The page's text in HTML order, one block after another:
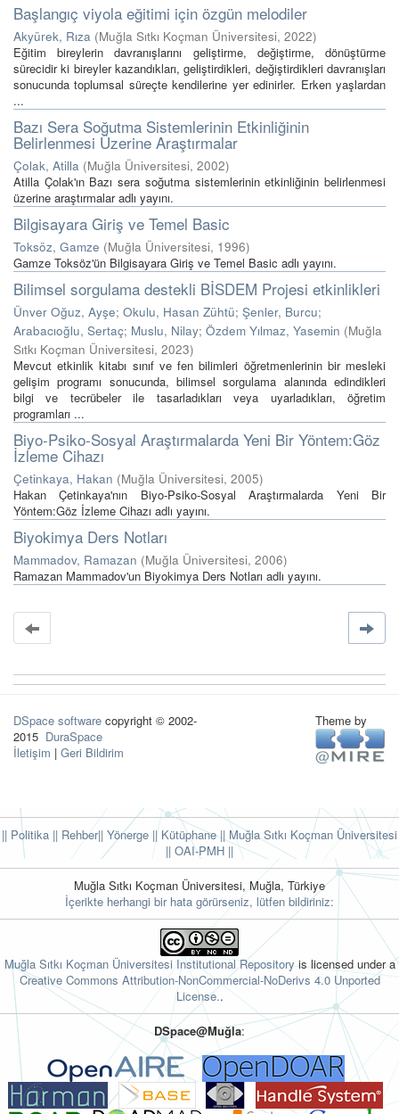
Başlangıç viyola eğitimi için özgün melodiler
Akyürek, Rıza (Muğla Sıtkı Koçman Üniversitesi, 2022)
Eğitim bireylerin davranışlarını geliştirme, değiştirme, dönüştürme
sürecidir ki bireyler kazandıkları, geliştirdikleri, değiştirdikleri davranışları
sonucunda toplumsal süreçte kendilerine yer edinirler. Erken yaşlardan
...
Bazı Sera Soğutma Sistemlerinin Etkinliğinin
Belirlenmesi Üzerine Araştırmalar
Çolak, Atilla (Muğla Üniversitesi, 2002)
Atilla Çolak'ın Bazı sera soğutma sistemlerinin etkinliğinin belirlenmesi
üzerine araştırmalar adlı yayını.
Bilgisayara Giriş ve Temel Basic
Toksöz, Gamze (Muğla Üniversitesi, 1996)
Gamze Toksöz'ün Bilgisayara Giriş ve Temel Basic adlı yayını.
Bilimsel sorgulama destekli BİSDEM Projesi etkinlikleri
Ünver Oğuz, Ayşe; Okulu, Hasan Zühtü; Şenler, Burcu;
Arabacıoğlu, Sertaç; Muslu, Nilay; Özdem Yılmaz, Yasemin (Muğla
Sıtkı Koçman Üniversitesi, 2023)
Mevcut etkinlik kitabı sınıf ve fen bilimleri öğretmenlerinin bir mesleki
gelişim programı sonucunda, bilimsel sorgulama alanında edindikleri
bilgi ve tecrübeler ile tasarladıkları veya uyarladıkları, öğretim
programları ...
Biyo-Psiko-Sosyal Araştırmalarda Yeni Bir Yöntem:Göz
İzleme Cihazı
Çetinkaya, Hakan (Muğla Üniversitesi, 2005)
Hakan Çetinkaya'nın Biyo-Psiko-Sosyal Araştırmalarda Yeni Bir
Yöntem:Göz İzleme Cihazı adlı yayını.
Biyokimya Ders Notları
Mammadov, Ramazan (Muğla Üniversitesi, 2006)
Ramazan Mammadov'un Biyokimya Ders Notları adlı yayını.
DSpace software copyright © 2002-
2015 DuraSpace
İletişim | Geri Bildirim
Theme by
|| Politika || Rehber|| Yönerge || Kütüphane|| Muğla Sıtkı Koçman Üniversitesi
|| OAI-PMH ||
Muğla Sıtkı Koçman Üniversitesi, Muğla, Türkiye
İçerikte herhangi bir hata görürseniz, lütfen bildiriniz:
Muğla Sıtkı Koçman Üniversitesi Institutional Repository is licensed under a
Creative Commons Attribution-NonCommercial-NoDerivs 4.0 Unported
License..
DSpace@Muğla: